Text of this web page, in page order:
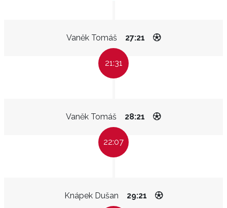
Vaněk Tomáš 27:21
21:31
Vaněk Tomáš 28:21
22:07
Knápek Dušan 29:21